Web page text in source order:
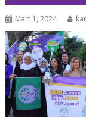
Mart 1, 2024